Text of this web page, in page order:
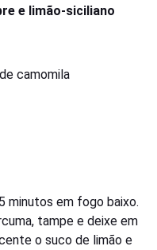
e limão-siciliano
camomila
minutos em fogo baixo.
tampe e deixe em
o suco de limão e